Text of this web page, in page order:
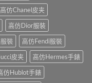
高仿Chanel皮夹
高仿Dior服裝
裝
高仿Fendi服裝
皮夹
高仿Hermes手錶
仿Hublot手錶